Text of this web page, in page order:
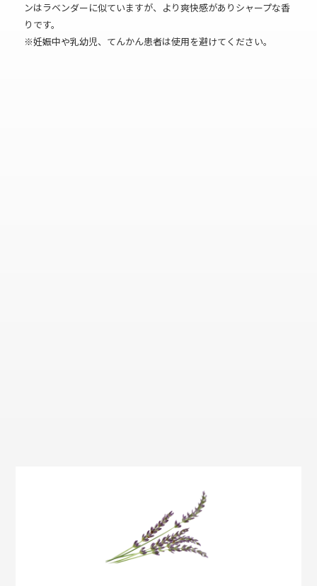
ンはラベンダーに似ていますが、より爽快感がありシャープな香
りです。
※妊娠中や乳幼児、てんかん患者は使用を避けてください。